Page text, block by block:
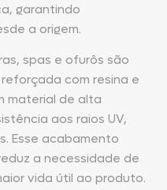
garantindo
a origem.
spas e ofurôs são
com resina e
material de alta
aos raios UV,
Esse acabamento
a necessidade de
vida útil ao produto.